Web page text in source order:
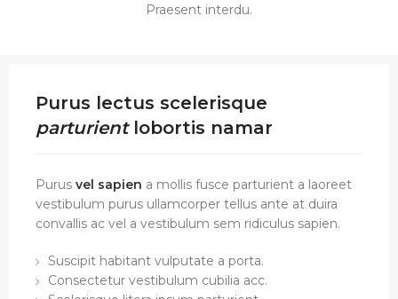
Praesent interdu.
Purus lectus scelerisque
parturientlobortis namar
Purus vel sapien a mollis fusce parturient a laoreet
vestibulum purus ullamcorper tellus ante at duira
convallis ac vel a vestibulum sem ridiculus sapien.
Suscipit habitant vulputate a porta.
Consectetur vestibulum cubilia acc.